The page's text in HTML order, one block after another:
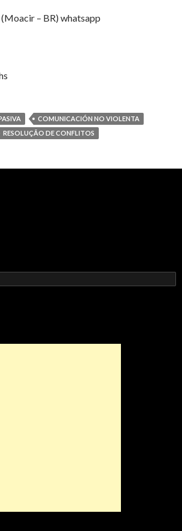
– BR) whatsapp
COMUNICACIÓN NO VIOLENTA
RESOLUÇÃO DE CONFLITOS